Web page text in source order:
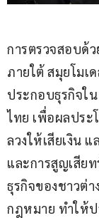
การตรวจสอบด้
ภายใต้ สมุยโมเ
ประกอบธุรกิจใ
ไทย เพื่อผลประ
ลวงให้เสียเงิน
และการสูญเสีย
ธุรกิจของชาวต่า
กฎหมาย ทำให้ป